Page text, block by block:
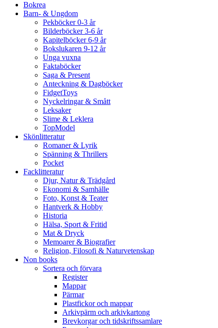
Bokrea
Barn- & Ungdom
Pekböcker 0-3 år
Bilderböcker 3-6 år
Kapitelböcker 6-9 år
Bokslukaren 9-12 år
Unga vuxna
Faktaböcker
Saga & Present
Anteckning & Dagböcker
FidgetToys
Nyckelringar & Smått
Leksaker
Slime & Leklera
TopModel
Skönlitteratur
Romaner & Lyrik
Spänning & Thrillers
Pocket
Facklitteratur
Djur, Natur & Trädgård
Ekonomi & Samhälle
Foto, Konst & Teater
Hantverk & Hobby
Historia
Hälsa, Sport & Fritid
Mat & Dryck
Memoarer & Biografier
Religion, Filosofi & Naturvetenskap
Non books
Sortera och förvara
Register
Mappar
Pärmar
Plastfickor och mappar
Arkivpärm och arkivkartong
Brevkorgar och tidskriftssamlare